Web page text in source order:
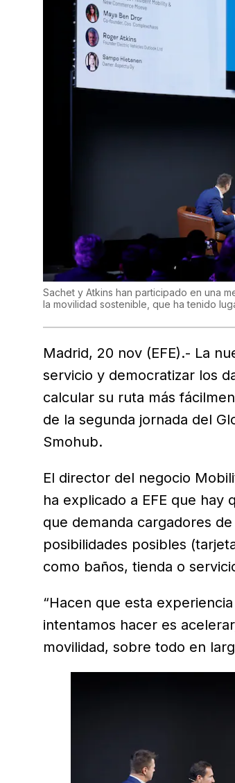
Sachet y Atkins han participado en una
la movilidad sostenible, que ha tenido
Madrid, 20 nov (EFE).- La
servicio y democratizar los
calcular su ruta más
de la segunda jornada del
Smohub.
El director del negocio
ha explicado a EFE que
que demanda cargadores
posibilidades posibles
como baños, tienda o
“Hacen que esta
intentamos hacer es
movilidad, sobre todo en